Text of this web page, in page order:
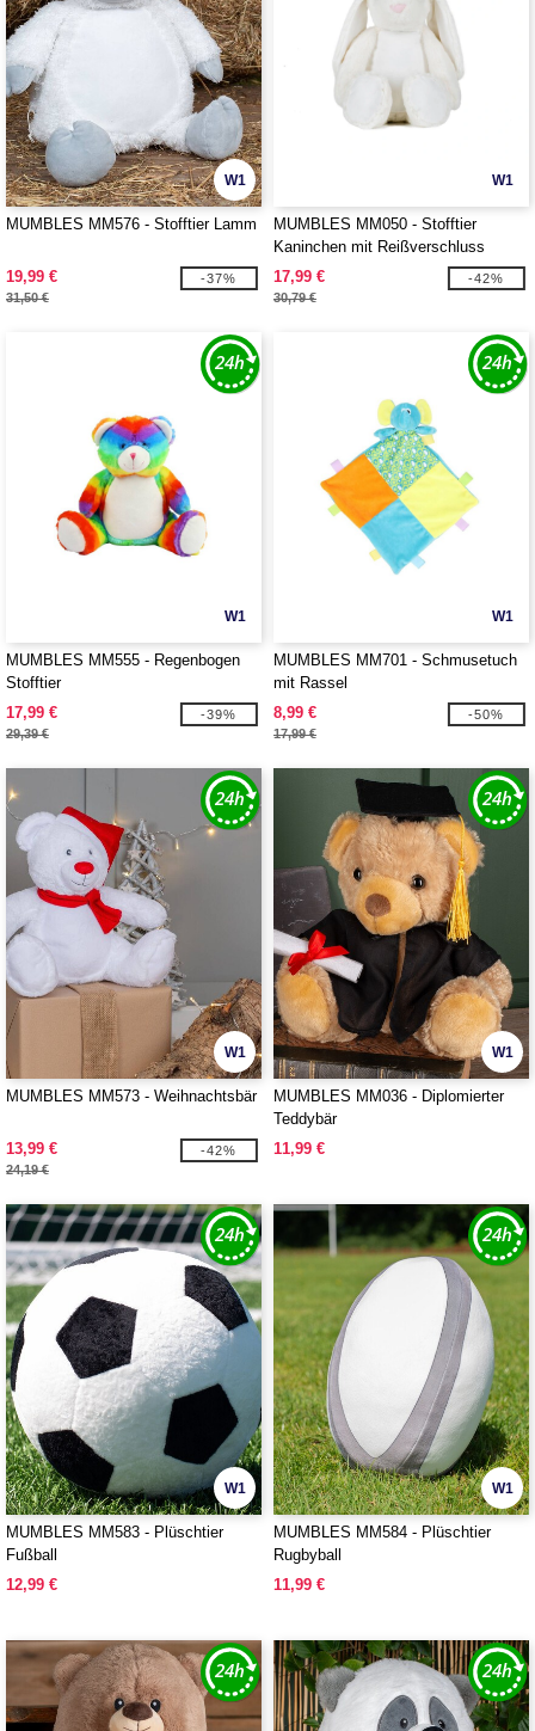
W1
MUMBLES MM576 - Stofftier Lamm
19,99 €
31,50 €
-37%
W1
MUMBLES MM050 - Stofftier
Kaninchen mit Reißverschluss
17,99 €
30,79 €
-42%
W1
MUMBLES MM555 - Regenbogen
Stofftier
17,99 €
29,39 €
-39%
W1
MUMBLES MM701 - Schmusetuch
mit Rassel
8,99 €
17,99 €
-50%
W1
MUMBLES MM573 - Weihnachtsbär
13,99 €
24,19 €
-42%
W1
MUMBLES MM036 - Diplomierter
Teddybär
11,99 €
W1
MUMBLES MM583 - Plüschtier
Fußball
12,99 €
W1
MUMBLES MM584 - Plüschtier
Rugbyball
11,99 €